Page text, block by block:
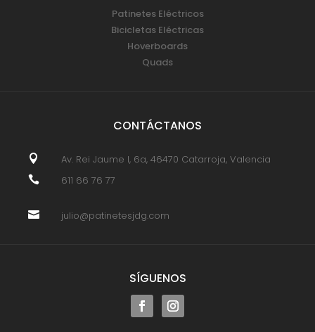
Patinetes Eléctricos
Bicicletas Eléctricas
Hoverboards
Quads
CONTÁCTANOS
 Av. Rei Jaume I, 6a, 46470 Catarroja, Valencia
 611 66 76 77
 julio@patinetesjdg.com
SÍGUENOS